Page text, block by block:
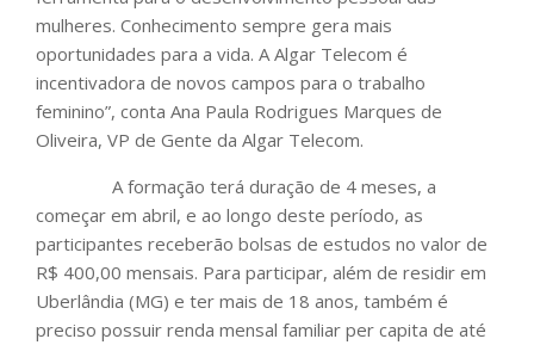
mulheres. Conhecimento sempre gera mais
oportunidades para a vida. A Algar Telecom é
incentivadora de novos campos para o trabalho
feminino”, conta Ana Paula Rodrigues Marques de
Oliveira, VP de Gente da Algar Telecom.
A formação terá duração de 4 meses, a
começar em abril, e ao longo deste período, as
participantes receberão bolsas de estudos no valor de
R$ 400,00 mensais. Para participar, além de residir em
Uberlândia (MG) e ter mais de 18 anos, também é
preciso possuir renda mensal familiar per capita de até